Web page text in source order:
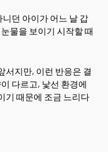
던 아이가 어느 날 갑
물을 보이기 시작할 때
서지만, 이런 반응은 결
다르고, 낯선 환경에
기 때문에 조금 느리다